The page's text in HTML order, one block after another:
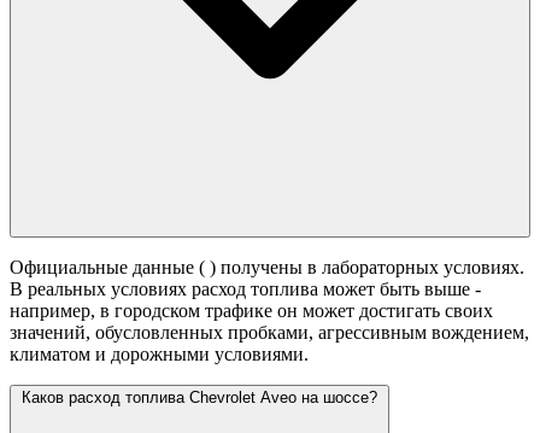
Официальные данные ( ) получены в лабораторных условиях.
В реальных условиях расход топлива может быть выше -
например, в городском трафике он может достигать своих
значений, обусловленных пробками, агрессивным вождением,
климатом и дорожными условиями.
Каков расход топлива Chevrolet Aveo на шоссе?